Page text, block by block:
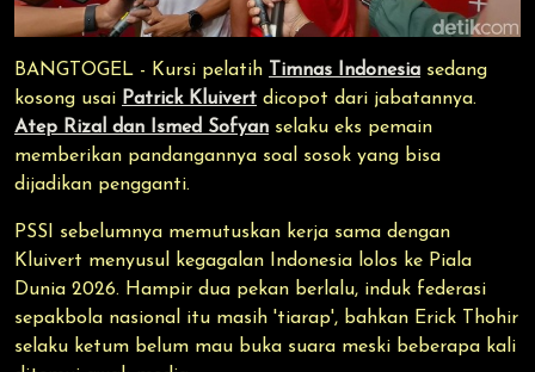
BANGTOGEL - Kursi pelatih Timnas Indonesia sedang
kosong usai Patrick Kluivert dicopot dari jabatannya.
Atep Rizal dan Ismed Sofyan selaku eks pemain
memberikan pandangannya soal sosok yang bisa
dijadikan pengganti.
PSSI sebelumnya memutuskan kerja sama dengan
Kluivert menyusul kegagalan Indonesia lolos ke Piala
Dunia 2026. Hampir dua pekan berlalu, induk federasi
sepakbola nasional itu masih 'tiarap', bahkan Erick Thohir
selaku ketum belum mau buka suara meski beberapa kali